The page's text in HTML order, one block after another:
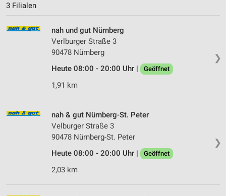
3 Filialen
❯
nah und gut Nürnberg
Verlburger Straße 3
90478 Nürnberg
Heute 08:00 - 20:00 Uhr |
Geöffnet
1,91 km
❯
nah & gut Nürnberg-St. Peter
Velburger Straße 3
90478 Nürnberg-St. Peter
Heute 08:00 - 20:00 Uhr |
Geöffnet
2,03 km